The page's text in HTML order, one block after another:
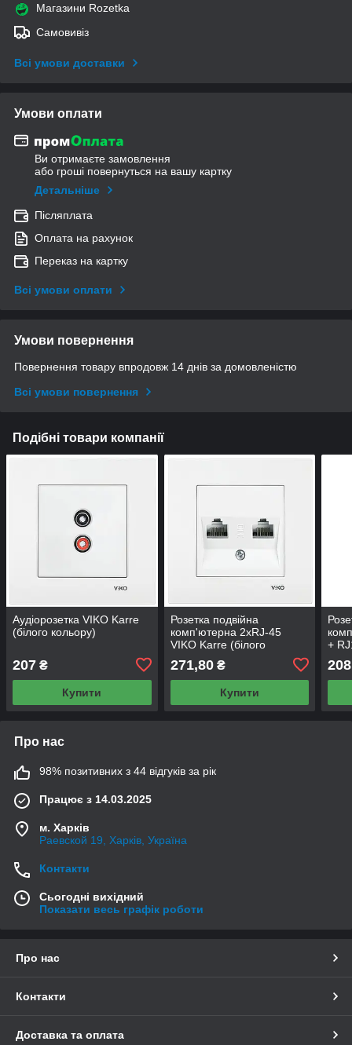
Магазини Rozetka
Самовивіз
Всі умови доставки
Умови оплати
Ви отримаєте замовлення
або гроші повернуться на вашу картку
Детальніше
Післяплата
Оплата на рахунок
Переказ на картку
Всі умови оплати
Умови повернення
Повернення товару впродовж 14 днів за домовленістю
Всі умови повернення
Подібні товари компанії
Аудіорозетка VIKO Karre
(білого кольору)
207 ₴
Купити
Розетка подвійна
комп'ютерна 2хRJ-45
VIKO Karre (білого
271,80₴
Купити
+
Про нас
98% позитивних з 44 відгуків за рік
Працює з 14.03.2025
м. Харків
Раевской 19, Харків, Україна
Контакти
Сьогодні вихідний
Показати весь графік роботи
Про нас
Контакти
Доставка та оплата